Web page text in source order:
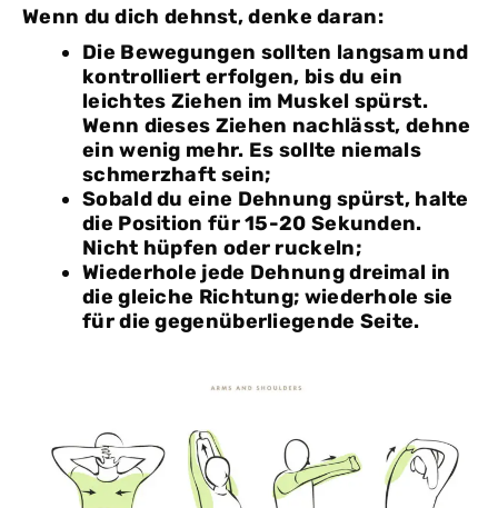
Wenn du dich dehnst, denke daran:
Die Bewegungen sollten langsam und
kontrolliert erfolgen, bis du ein
leichtes Ziehen im Muskel spürst.
Wenn dieses Ziehen nachlässt, dehne
ein wenig mehr. Es sollte niemals
schmerzhaft sein;
Sobald du eine Dehnung spürst, halte
die Position für 15-20 Sekunden.
Nicht hüpfen oder ruckeln;
Wiederhole jede Dehnung dreimal in
die gleiche Richtung; wiederhole sie
für die gegenüberliegende Seite.